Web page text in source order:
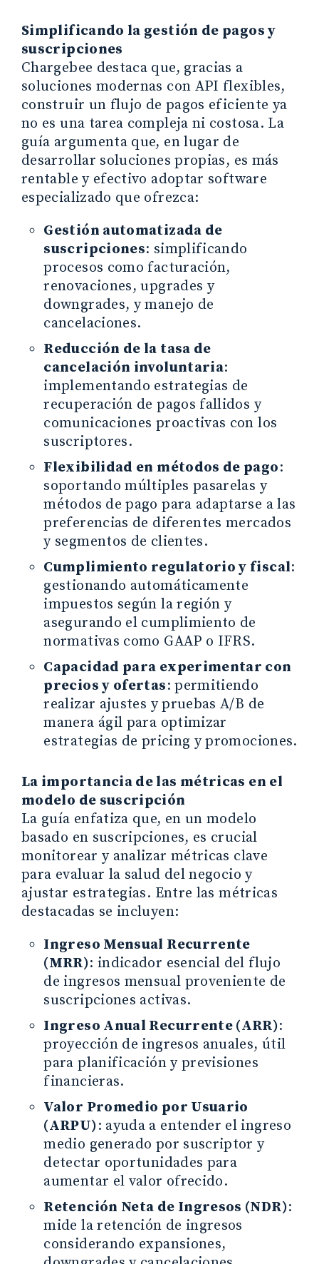
Simplificando la gestión de pagos y
suscripciones
Chargebee destaca que, gracias a
soluciones modernas con API flexibles,
construir un flujo de pagos eficiente ya
no es una tarea compleja ni costosa. La
guía argumenta que, en lugar de
desarrollar soluciones propias, es más
rentable y efectivo adoptar software
especializado que ofrezca:
Gestión automatizada de
suscripciones: simplificando
procesos como facturación,
renovaciones, upgrades y
downgrades, y manejo de
cancelaciones.
Reducción de la tasa de
cancelación involuntaria:
implementando estrategias de
recuperación de pagos fallidos y
comunicaciones proactivas con los
suscriptores.
Flexibilidad en métodos de pago:
soportando múltiples pasarelas y
métodos de pago para adaptarse a las
preferencias de diferentes mercados
y segmentos de clientes.
Cumplimiento regulatorio y fiscal:
gestionando automáticamente
impuestos según la región y
asegurando el cumplimiento de
normativas como GAAP o IFRS.
Capacidad para experimentar con
precios y ofertas: permitiendo
realizar ajustes y pruebas A/B de
manera ágil para optimizar
estrategias de pricing y promociones.
La importancia de las métricas en el
modelo de suscripción
La guía enfatiza que, en un modelo
basado en suscripciones, es crucial
monitorear y analizar métricas clave
para evaluar la salud del negocio y
ajustar estrategias. Entre las métricas
destacadas se incluyen:
Ingreso Mensual Recurrente
(MRR): indicador esencial del flujo
de ingresos mensual proveniente de
suscripciones activas.
Ingreso Anual Recurrente (ARR):
proyección de ingresos anuales, útil
para planificación y previsiones
financieras.
Valor Promedio por Usuario
(ARPU): ayuda a entender el ingreso
medio generado por suscriptor y
detectar oportunidades para
aumentar el valor ofrecido.
Retención Neta de Ingresos (NDR):
mide la retención de ingresos
considerando expansiones,